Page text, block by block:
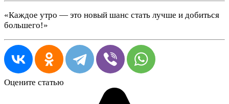
«Каждое утро — это новый шанс стать лучше и добиться
большего!»
Оцените статью